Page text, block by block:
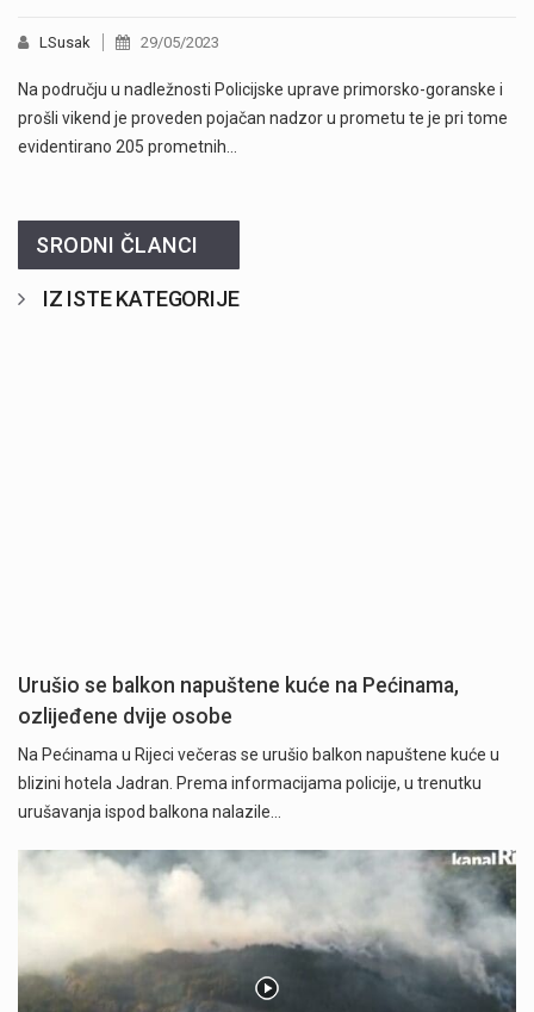
LSusak 29/05/2023
Na području u nadležnosti Policijske uprave primorsko-goranske i
prošli vikend je proveden pojačan nadzor u prometu te je pri tome
evidentirano 205 prometnih…
SRODNI ČLANCI
IZ ISTE KATEGORIJE
Urušio se balkon napuštene kuće na Pećinama,
ozlijeđene dvije osobe
Na Pećinama u Rijeci večeras se urušio balkon napuštene kuće u
blizini hotela Jadran. Prema informacijama policije, u trenutku
urušavanja ispod balkona nalazile…